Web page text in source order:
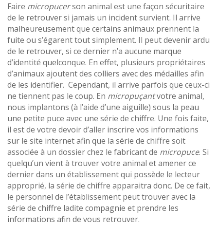
Faire micropucerson animal est une façon sécuritaire
de le retrouver si jamais un incident survient. Il arrive
malheureusement que certains animaux prennent la
fuite ou s’égarent tout simplement. Il peut devenir ardu
de le retrouver, si ce dernier n’a aucune marque
d’identité quelconque. En effet, plusieurs propriétaires
d’animaux ajoutent des colliers avec des médailles afin
de les identifier. Cependant, il arrive parfois que ceux-ci
ne tiennent pas le coup. En micropuçantvotre animal,
nous implantons (à l’aide d’une aiguille) sous la peau
une petite puce avec une série de chiffre. Une fois faite,
il est de votre devoir d’aller inscrire vos informations
sur le site internet afin que la série de chiffre soit
associée à un dossier chez le fabricant de micropuce. Si
quelqu’un vient à trouver votre animal et amener ce
dernier dans un établissement qui possède le lecteur
approprié, la série de chiffre apparaitra donc. De ce fait,
le personnel de l’établissement peut trouver avec la
série de chiffre ladite compagnie et prendre les
informations afin de vous retrouver.